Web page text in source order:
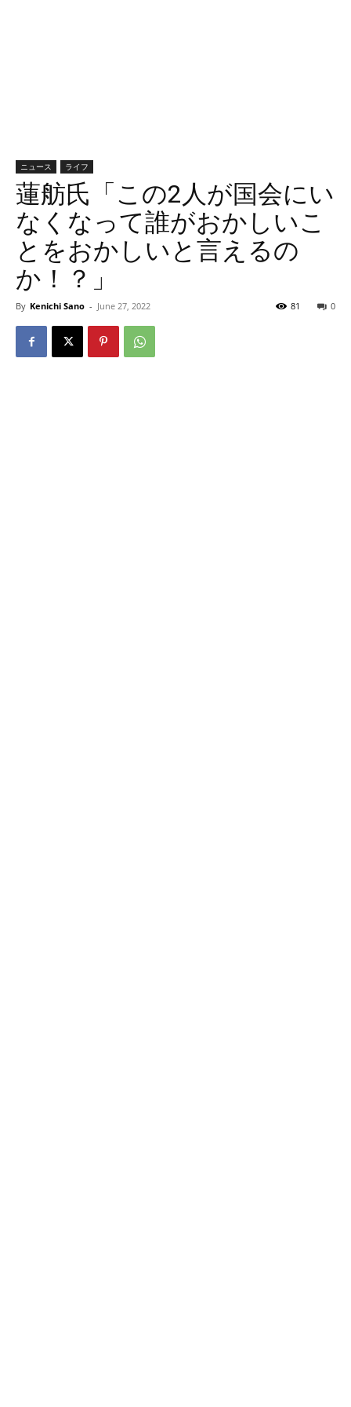
ニュース ライフ
蓮舫氏「この2人が国会にい
なくなって誰がおかしいこ
とをおかしいと言えるの
か！？」
By Kenichi Sano - June 27, 2022 0
81